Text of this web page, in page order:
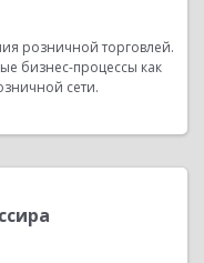
розничной торговлей.
бизнес-процессы как
сети.